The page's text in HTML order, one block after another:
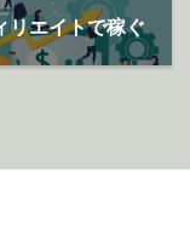
リエイトで稼ぐ